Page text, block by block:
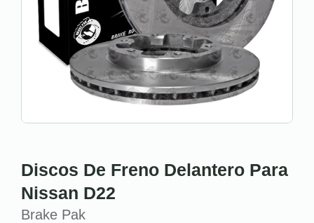
Discos De Freno Delantero Para
Nissan D22
Brake Pak